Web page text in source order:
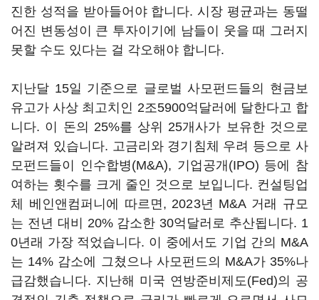
진한 성적을 받아들어야 합니다. 시장 평균과는 동떨
어진 변동성이 큰 투자이기에 남들이 웃을 때 그러지
못할 수도 있다는 걸 각오해야 합니다.
지난달 15일 기준으로 글로벌 사모펀드들의 현금보
유고가 사상 최고치인 2조5900억달러에 달한다고 합
니다. 이 돈의 25%를 상위 25개사가 보유한 것으로
알려져 있습니다. 고금리와 경기침체 우려 등으로 사
모펀드들이 인수합병(M&A), 기업공개(IPO) 등에 참
여하는 횟수를 크게 줄인 것으로 보입니다. 컨설팅업
체 베인앤컴퍼니에 따르면, 2023년 M&A 거래 규모
는 전년 대비 20% 감소한 30억달러로 추산됩니다. 1
0년래 가장 적었습니다. 이 중에서도 기업 간의 M&A
는 14% 감소에 그쳤으나 사모펀드의 M&A가 35%나
급감했습니다. 지난해 미국 연방준비제도(Fed)의 공